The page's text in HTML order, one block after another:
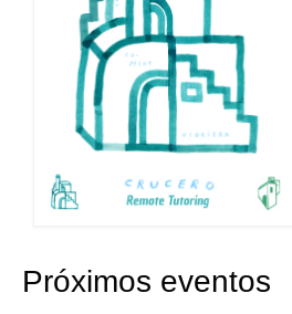
Próximos eventos